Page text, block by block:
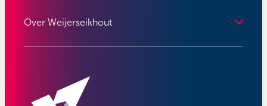
Over Weijerseikhout